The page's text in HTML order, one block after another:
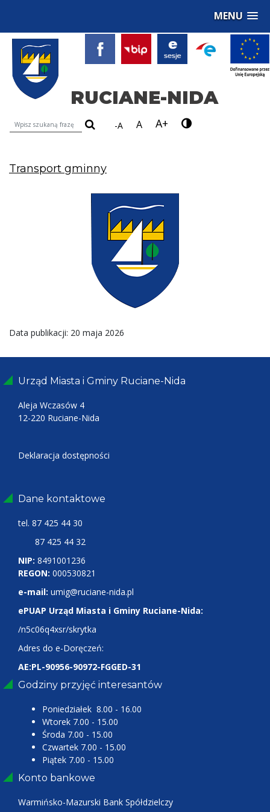
MENU
RUCIANE-NIDA
Wyszukiwarka treści na stronie
-A A A+
Transport gminny
Data publikacji: 20 maja 2026
Urząd Miasta i Gminy Ruciane-Nida
Aleja Wczasów 4
12-220 Ruciane-Nida
Deklaracja dostępności
Dane kontaktowe
tel. 87 425 44 30
87 425 44 32
NIP: 8491001236
REGON: 000530821
e-mail: umig@ruciane-nida.pl
ePUAP Urząd Miasta i Gminy Ruciane-Nida:
/n5c06q4xsr/skrytka
Adres do e-Doręczeń:
AE:PL-90956-90972-FGGED-31
Godziny przyjęć interesantów
Poniedziałek 8.00 - 16.00
Wtorek 7.00 - 15.00
Środa 7.00 - 15.00
Czwartek 7.00 - 15.00
Piątek 7.00 - 15.00
Konto bankowe
Warmińsko-Mazurski Bank Spółdzielczy